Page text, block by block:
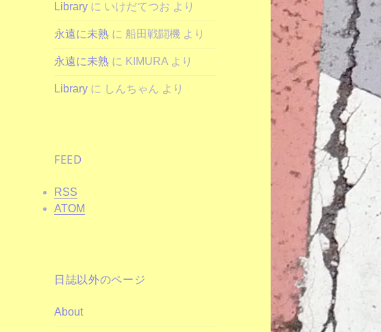
Library に いけだてつお より
永遠に未熟 に船田戦闘機 より
永遠に未熟 に KIMURA より
Library に しんちゃん より
FEED
RSS
ATOM
日誌以外のページ
About